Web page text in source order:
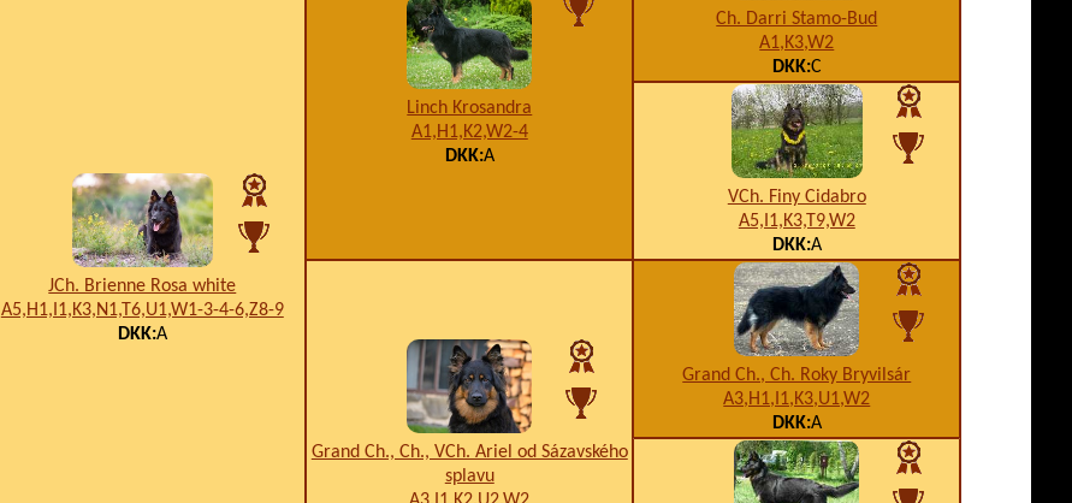
JCh. Brienne Rosa white
A5,H1,I1,K3,N1,T6,U1,W1-3-4-6,Z8-9
DKK:A
Linch Krosandra
A1,H1,K2,W2-4
DKK:A
Ch. Darri Stamo-Bud
A1,K3,W2
DKK:C
VCh. Finy Cidabro
A5,I1,K3,T9,W2
DKK:A
Grand Ch., Ch., VCh. Ariel od Sázavského
splavu
Grand Ch., Ch. Roky Bryvilsár
A3,H1,I1,K3,U1,W2
DKK:A